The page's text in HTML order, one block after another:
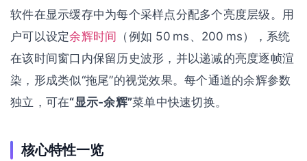
软件在显示缓存中为每个采样点分配多个亮度层级。用
户可以设定余辉时间 （例如 50 ms、200 ms），系统
在该时间窗口内保留历史波形，并以递减的亮度逐帧渲
染，形成类似“拖尾”的视觉效果。每个通道的余辉参数
独立，可在“显示‑余辉”菜单中快速切换。
核心特性一览